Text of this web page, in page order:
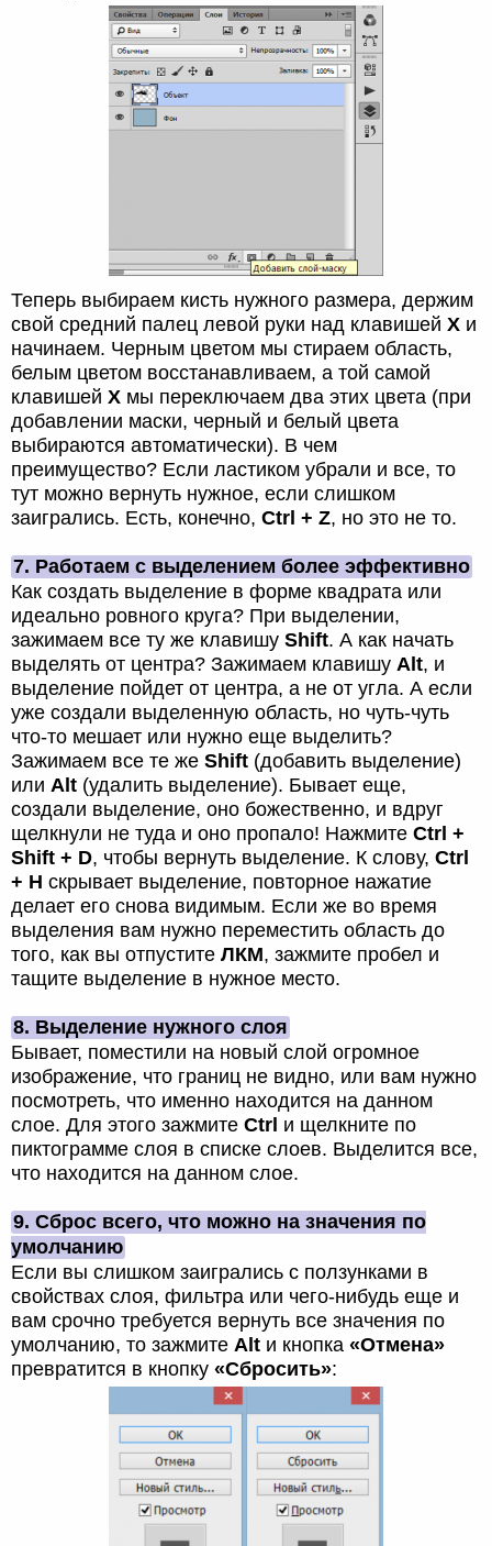
Теперь выбираем кисть нужного размера, держим
свой средний палец левой руки над клавишей X и
начинаем. Черным цветом мы стираем область,
белым цветом восстанавливаем, а той самой
клавишей X мы переключаем два этих цвета (при
добавлении маски, черный и белый цвета
выбираются автоматически). В чем
преимущество? Если ластиком убрали и все, то
тут можно вернуть нужное, если слишком
заигрались. Есть, конечно, Ctrl + Z, но это не то.
7. Работаем с выделением более эффективно
Как создать выделение в форме квадрата или
идеально ровного круга? При выделении,
зажимаем все ту же клавишу Shift. А как начать
выделять от центра? Зажимаем клавишу Alt, и
выделение пойдет от центра, а не от угла. А если
уже создали выделенную область, но чуть-чуть
что-то мешает или нужно еще выделить?
Зажимаем все те же Shift (добавить выделение)
или Alt (удалить выделение). Бывает еще,
создали выделение, оно божественно, и вдруг
щелкнули не туда и оно пропало! Нажмите Ctrl +
Shift + D, чтобы вернуть выделение. К слову, Ctrl
+ H скрывает выделение, повторное нажатие
делает его снова видимым. Если же во время
выделения вам нужно переместить область до
того, как вы отпустите ЛКМ, зажмите пробел и
тащите выделение в нужное место.
8. Выделение нужного слоя
Бывает, поместили на новый слой огромное
изображение, что границ не видно, или вам нужно
посмотреть, что именно находится на данном
слое. Для этого зажмите Ctrl и щелкните по
пиктограмме слоя в списке слоев. Выделится все,
что находится на данном слое.
9. Сброс всего, что можно на значения по
умолчанию
Если вы слишком заигрались с ползунками в
свойствах слоя, фильтра или чего-нибудь еще и
вам срочно требуется вернуть все значения по
умолчанию, то зажмите Alt и кнопка «Отмена»
превратится в кнопку «Сбросить»: